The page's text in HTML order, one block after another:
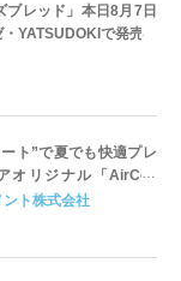
ブレッド」本日8月7日
・YATSUDOKIで発売
ト”で夏でも快適プレ
リジナル「AirCon
入 | ＰＧＭ
ト株式会社